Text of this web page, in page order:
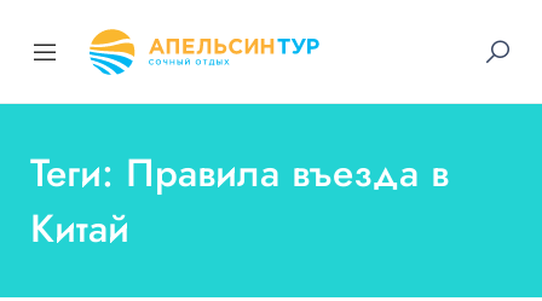
Теги: Правила въезда в
Китай